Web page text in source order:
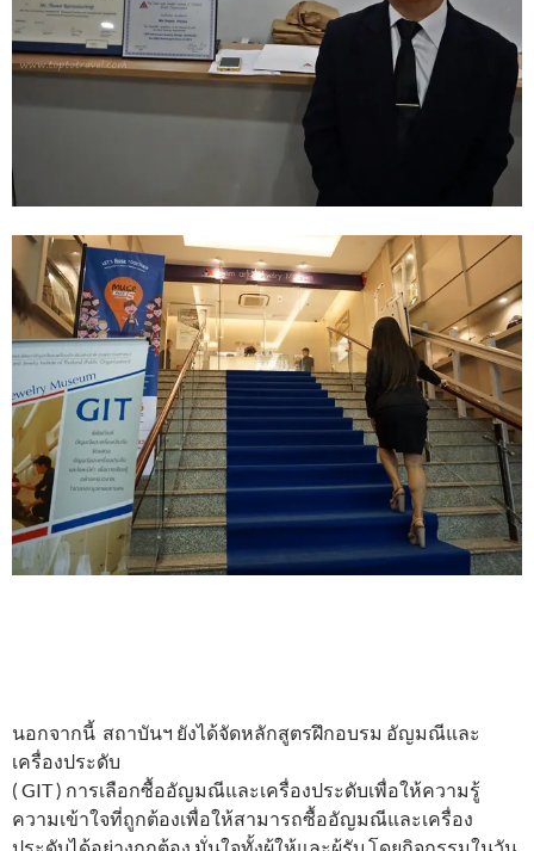
นอกจากนี้ สถาบันฯ ยังได้จัดหลักสูตรฝึกอบรม อัญมณีและ
เครื่องประดับ
( GIT ) การเลือกซื้ออัญมณีและเครื่องประดับเพื่อให้ความรู้
ความเข้าใจที่ถูกต้องเพื่อให้สามารถซื้ออัญมณีและเครื่อง